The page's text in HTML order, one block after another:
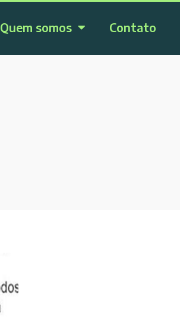
Quem somos Contato